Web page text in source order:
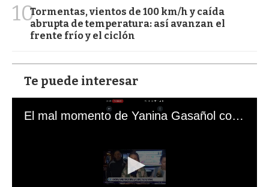
10Tormentas, vientos de 100 km/h y caída
abrupta de temperatura: así avanzan el
frente frío y el ciclón
Te puede interesar
El mal momento de Yanina Gasañol con un hincha argentino en "Subrayado"